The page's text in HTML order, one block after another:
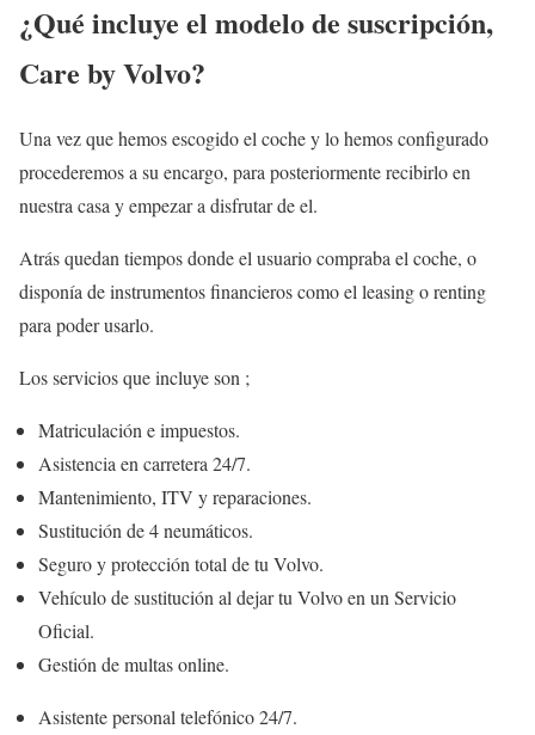
¿Qué incluye el modelo de suscripción,
Care by Volvo?
Una vez que hemos escogido el coche y lo hemos configurado
procederemos a su encargo, para posteriormente recibirlo en
nuestra casa y empezar a disfrutar de el.
Atrás quedan tiempos donde el usuario compraba el coche, o
disponía de instrumentos financieros como el leasing o renting
para poder usarlo.
Los servicios que incluye son ;
Matriculación e impuestos.
Asistencia en carretera 24/7.
Mantenimiento, ITV y reparaciones.
Sustitución de 4 neumáticos.
Seguro y protección total de tu Volvo.
Vehículo de sustitución al dejar tu Volvo en un Servicio
Oficial.
Gestión de multas online.
Asistente personal telefónico 24/7.